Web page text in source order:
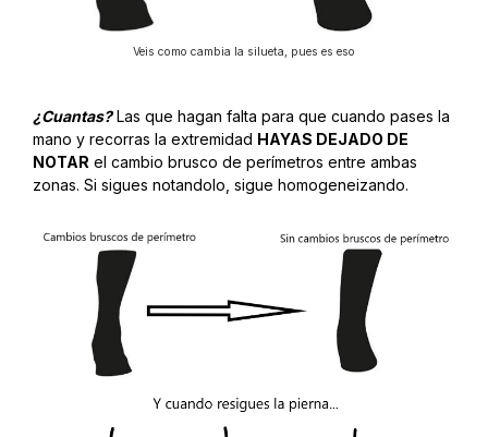
Veis como cambia la silueta, pues es eso
¿Cuantas?Las que hagan falta para que cuando pases la
mano y recorras la extremidad HAYAS DEJADO DE
NOTAR el cambio brusco de perímetros entre ambas
zonas. Si sigues notandolo, sigue homogeneizando.